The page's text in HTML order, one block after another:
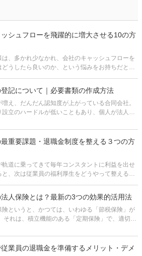
シュフローを飛躍的に増大させる10の方
は、多かれ少なかれ、会社のキャッシュフローを
どうしたら良いのか、という悩みをお持ちだと思
、会計や税務といった難しい話がからんできそう
ら手を付け
記について｜必要書類の作成方法
え、だんだん認知度が上がっている合同会社。
設立のハードルが低いこともあり、個人が法人成
記しようというときにどのような書類が必要なの
いる重要課題・退職金制度を整える３つの方
軌道に乗ってきて毎年コンスタントに利益を出せ
と、次は従業員の福利厚生をどうやって整えるか
老後の生活資金をある程度会社が保障し、老後の
となく安心して働いて
人保険とは？最新の3つの効果的活用法
険というと、かつては、いわゆる「節税保険」が
それは、積立機能のある「定期保険」で、適切な
でした。 しかし、2019年10月に国税庁の通達が
業員の退職金を準備するメリット・デメ